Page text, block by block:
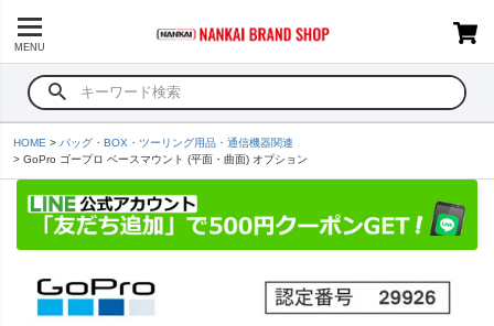
MENU
HOME
バッグ・BOX・ツーリング用品・通信機器関連
GoPro ゴープロ ベースマウント (平面・曲面) オプション